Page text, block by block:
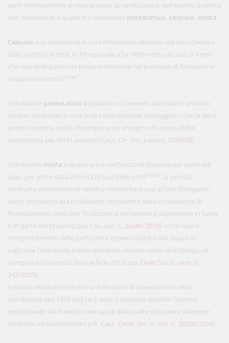
parti relativamente al meccanismo di verificazione dell'evento dedotto
sub condicione, è quella tra condizione potestativa, casuale, mista
Casuale è la condizione la cui verificazione dipenda dal caso (ovvero
dalla volontà di terzi: il che equivale a far riferimento al caso, a meno
che una delle parti non possa intervenire nel processo di formazione
di questa volontà)nota2
Condizione potestativa è quella in cui l'evento consiste in un fatto
umano rientrante in una scelta discrezionale del soggetto che la deve
porre in essere, scelta che impone un impegno di una qualche
consistenza per chi lo assume (Cass. Civ. Sez. Lavoro, 5099/88).
Condizione mista è quella la cui verificazione dipenda per parte dal
caso, per parte dalla volontà di una delle partinota3
. Si pensi al
contratto preliminare di vendita immobiliare i cui effetti obbligatori
siano sottoposti alla condizione consistente nella concessione di
finanziamento bancario finalizzato a consentire il pagamento in tutto
o in parte del prezzo (Cass. Civ., Sez. II, 22046/2018). In tal caso il
comportamento delle parti potrà essere valutato allo scopo di
vagliarne l'eventuale inadempimento, tenuto conto dell'obbligo di
comportarsi secondo buona fede (cfr. Cass. Civile Sez. II, sent. n.
243/2025).
Il punto rileva anche in tema di finzione di avveramento della
ciondizione (art. 1359 cod.civ.): essa si produce quando l'evento
condizionale sia mancato per causa della parte che aveva interesse
contrario all'avveramento (cfr. Cass. Civile, Sez. II, ord. n. 28956/2024).